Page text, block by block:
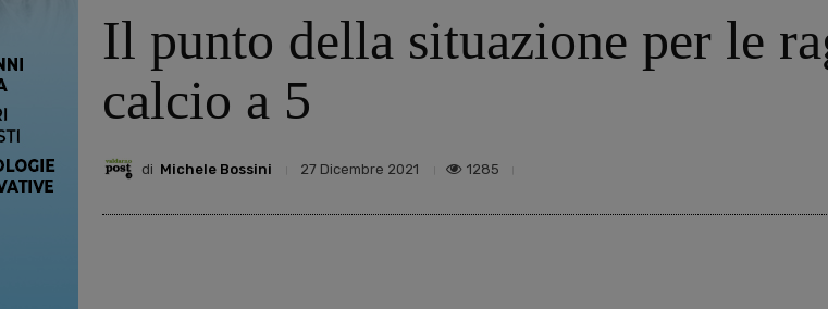
Il punto della situazione per le
calcio a 5
di Michele Bossini 27 Dicembre 2021 1285